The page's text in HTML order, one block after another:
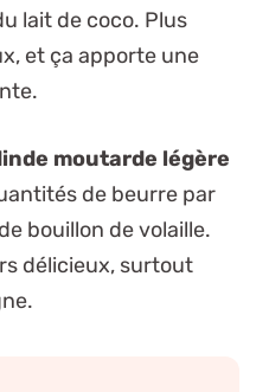
lait de coco. Plus
et ça apporte une
moutarde légère
de beurre par
bouillon de volaille.
délicieux, surtout